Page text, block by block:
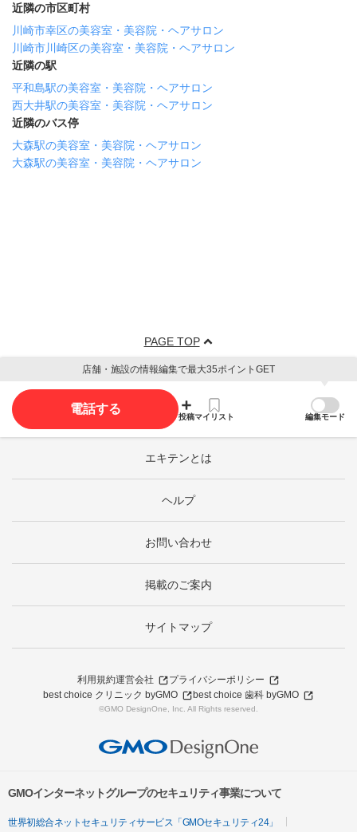
近隣の市区町村
川崎市幸区の美容室・美容院・ヘアサロン
川崎市川崎区の美容室・美容院・ヘアサロン
近隣の駅
平和島駅の美容室・美容院・ヘアサロン
西大井駅の美容室・美容院・ヘアサロン
近隣のバス停
大森駅の美容室・美容院・ヘアサロン
大森駅の美容室・美容院・ヘアサロン
PAGE TOP
店舗・施設の情報編集で最大35ポイントGET
電話する
投稿マイリスト 編集モード
エキテンとは
ヘルプ
お問い合わせ
掲載のご案内
サイトマップ
利用規約運営会社
プライバシーポリシー
best choice クリニック byGMO
best choice 歯科 byGMO
©GMO DesignOne, Inc. All Rights reserved.
GMOインターネットグループのセキュリティ事業について
世界初総合ネットセキュリティサービス「GMOセキュリティ24」